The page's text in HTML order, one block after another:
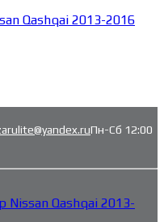
Qashqai 2013-2016
Пн-Сб 12:00